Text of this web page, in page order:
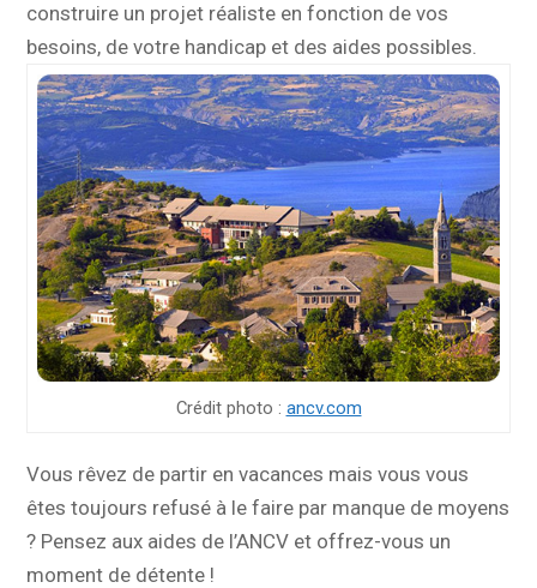
construire un projet réaliste en fonction de vos
besoins, de votre handicap et des aides possibles.
Crédit photo : ancv.com
Vous rêvez de partir en vacances mais vous vous
êtes toujours refusé à le faire par manque de moyens
? Pensez aux aides de l’ANCV et offrez-vous un
moment de détente !